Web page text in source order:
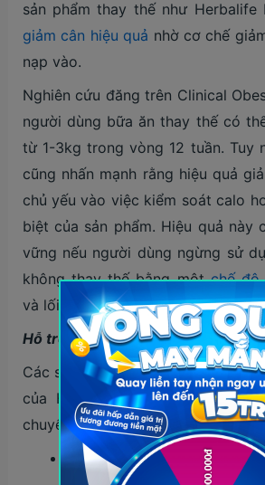
sản phẩm thay thế như Herbalife
giảm cân hiệu quả nhờ cơ chế
nạp vào.
Nghiên cứu đăng trên Clinical
người dùng bữa ăn thay thế có
từ 1-3kg trong vòng 12 tuần. Tuy
cũng nhấn mạnh rằng hiệu quả
chủ yếu vào việc kiểm soát calo
biệt của sản phẩm. Hiệu quả này
vững nếu người dùng ngừng sử
không thay thế bằng mộtchế độ
và lối sống lành mạnh.
Hỗ trợ tăng chuyển hóa
Các sản phẩm bổ sung như
của Herbalife chứa các thành
chuyển hóa như trà xanh và
Trà xanh giàu